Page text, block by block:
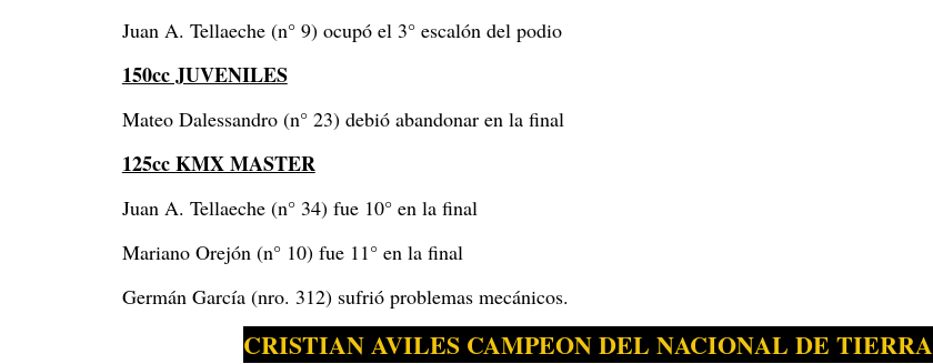
Juan A. Tellaeche (n° 9) ocupó el 3° escalón del podio
150cc JUVENILES
Mateo Dalessandro (n° 23) debió abandonar en la final
125cc KMX MASTER
Juan A. Tellaeche (n° 34) fue 10° en la final
Mariano Orejón (n° 10) fue 11° en la final
Germán García (nro. 312) sufrió problemas mecánicos.
CRISTIAN AVILES CAMPEON DEL NACIONAL DE TIERRA